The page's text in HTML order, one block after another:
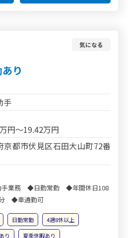
気になる
り
手
円～19.42万円
京都市伏見区石田大山町72番
手業務 ◆日勤常勤 ◆年間休日108
◆車通勤可
日勤常勤
4週8休以上
り
夏季休暇あり